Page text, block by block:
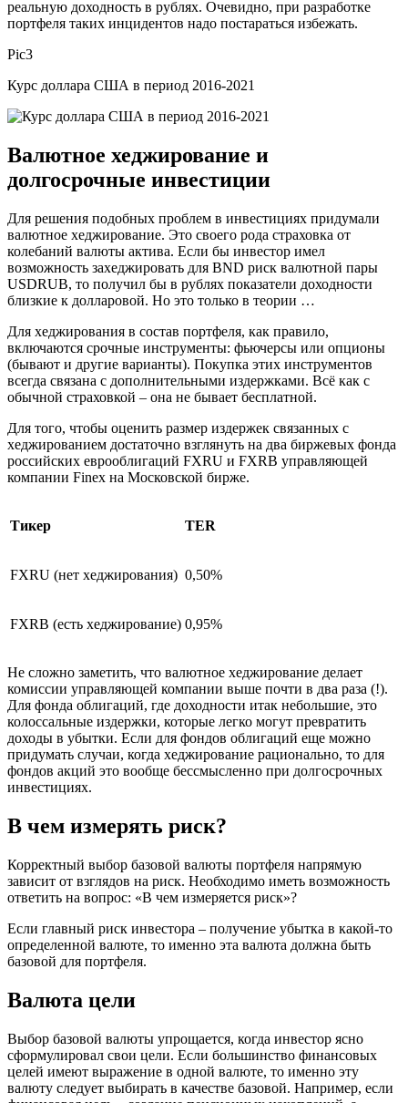
реальную доходность в рублях. Очевидно, при разработке
портфеля таких инцидентов надо постараться избежать.
Pic3
Курс доллара США в период 2016-2021
Валютное хеджирование и
долгосрочные инвестиции
Для решения подобных проблем в инвестициях придумали
валютное хеджирование. Это своего рода страховка от
колебаний валюты актива. Если бы инвестор имел
возможность захеджировать для BND риск валютной пары
USDRUB, то получил бы в рублях показатели доходности
близкие к долларовой. Но это только в теории …
Для хеджирования в состав портфеля, как правило,
включаются срочные инструменты: фьючерсы или опционы
(бывают и другие варианты). Покупка этих инструментов
всегда связана с дополнительными издержками. Всё как с
обычной страховкой – она не бывает бесплатной.
Для того, чтобы оценить размер издержек связанных с
хеджированием достаточно взглянуть на два биржевых фонда
российских еврооблигаций FXRU и FXRB управляющей
компании Finex на Московской бирже.
Тикер TER
FXRU (нет хеджирования) 0,50%
FXRB (есть хеджирование) 0,95%
Не сложно заметить, что валютное хеджирование делает
комиссии управляющей компании выше почти в два раза (!).
Для фонда облигаций, где доходности итак небольшие, это
колоссальные издержки, которые легко могут превратить
доходы в убытки. Если для фондов облигаций еще можно
придумать случаи, когда хеджирование рационально, то для
фондов акций это вообще бессмысленно при долгосрочных
инвестициях.
В чем измерять риск?
Корректный выбор базовой валюты портфеля напрямую
зависит от взглядов на риск. Необходимо иметь возможность
ответить на вопрос: «В чем измеряется риск»?
Если главный риск инвестора – получение убытка в какой-то
определенной валюте, то именно эта валюта должна быть
базовой для портфеля.
Валюта цели
Выбор базовой валюты упрощается, когда инвестор ясно
сформулировал свои цели. Если большинство финансовых
целей имеют выражение в одной валюте, то именно эту
валюту следует выбирать в качестве базовой. Например, если